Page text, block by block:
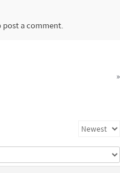
post a comment.
»